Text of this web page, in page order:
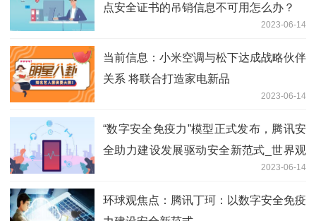
点安全证书的吊销信息不可用怎么办？
2023-06-14
当前信息：小米空调与松下达成战略伙伴
关系 将联合打造家电新品
2023-06-14
“数字安全免疫力”模型正式发布，腾讯安
全助力建设发展驱动安全新范式_世界观
2023-06-14
环球观焦点：腾讯丁珂：以数字安全免疫